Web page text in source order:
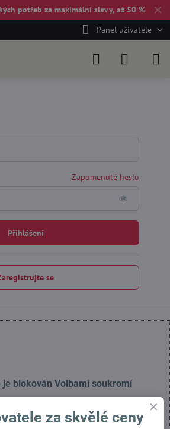
✕
potřeb za maximální slevy, až 50 %
Panel uživatele
Zapomenuté heslo
Přihlášení
se
je blokován Volbami soukromí
za skvělé ceny